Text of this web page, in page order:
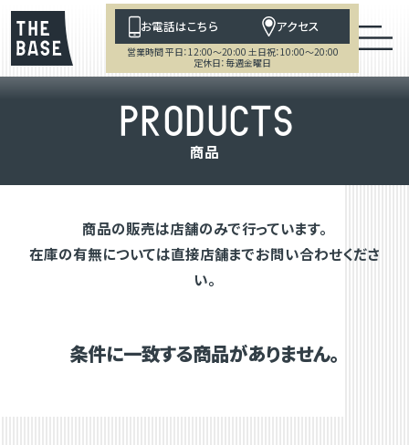
お電話はこちら アクセス
営業時間 平日：12:00～20:00 土日祝：10:00～20:00
定休日：毎週金曜日
PRODUCTS
商品
商品の販売は店舗のみで行っています。
在庫の有無については直接店舗までお問い合わせくださ
い。
条件に一致する商品がありません。